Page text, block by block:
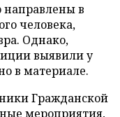
в
человека,
Однако,
выявили у
в материале.
Гражданской
мероприятия,